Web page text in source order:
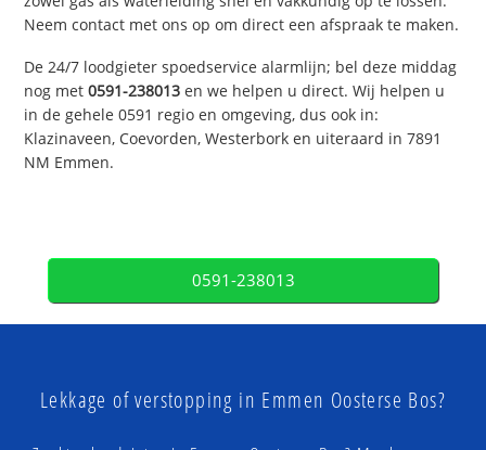
Neem contact met ons op om direct een afspraak te maken.
De 24/7 loodgieter spoedservice alarmlijn; bel deze middag
nog met0591-238013 en we helpen u direct. Wij helpen u
in de gehele 0591 regio en omgeving, dus ook in:
Klazinaveen, Coevorden, Westerbork en uiteraard in 7891
NM Emmen.
0591-238013
Lekkage of verstopping in Emmen Oosterse Bos?